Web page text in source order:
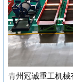
青州冠诚重工机